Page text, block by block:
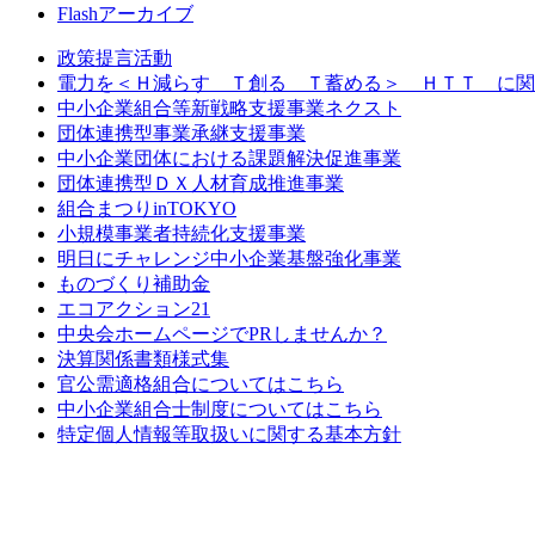
Flashアーカイブ
政策提言活動
電力を＜Ｈ減らす Ｔ創る Ｔ蓄める＞ ＨＴＴ に関
中小企業組合等新戦略支援事業ネクスト
団体連携型事業承継支援事業
中小企業団体における課題解決促進事業
団体連携型ＤＸ人材育成推進事業
組合まつりinTOKYO
小規模事業者持続化支援事業
明日にチャレンジ中小企業基盤強化事業
ものづくり補助金
エコアクション21
中央会ホームページでPRしませんか？
決算関係書類様式集
官公需適格組合についてはこちら
中小企業組合士制度についてはこちら
特定個人情報等取扱いに関する基本方針